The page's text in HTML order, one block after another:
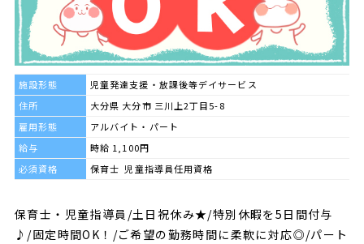
施設形態
児童発達支援・放課後等デイサービス
住所
大分県 大分市 三川上2丁目5-8
雇用形態
アルバイト・パート
給与
時給 1,100円
必須資格
保育士 児童指導員任用資格
保育士・児童指導員/土日祝休み★/特別休暇を5日間付与
♪/固定時間OK！/ご希望の勤務時間に柔軟に対応◎/パート